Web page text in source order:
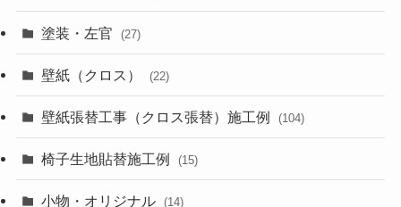
塗装・左官 (27)
壁紙（クロス） (22)
壁紙張替工事（クロス張替）施工例 (104)
椅子生地貼替施工例 (15)
小物・オリジナル (14)